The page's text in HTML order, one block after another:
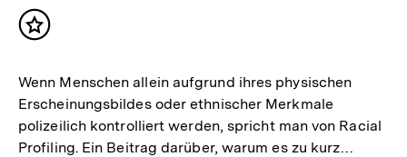
Inhalt
Wenn Menschen allein aufgrund ihres physischen
Erscheinungsbildes oder ethnischer Merkmale
polizeilich kontrolliert werden, spricht man von Racial
Profiling. Ein Beitrag darüber, warum es zu kurz…